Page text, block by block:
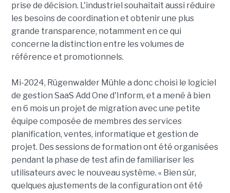
prise de décision. L'industriel souhaitait aussi réduire
les besoins de coordination et obtenir une plus
grande transparence, notamment en ce qui
concerne la distinction entre les volumes de
référence et promotionnels.
Mi-2024, Rügenwalder Mühle a donc choisi le logiciel
de gestion SaaS Add One d'Inform, et a mené à bien
en 6 mois un projet de migration avec une petite
équipe composée de membres des services
planification, ventes, informatique et gestion de
projet. Des sessions de formation ont été organisées
pendant la phase de test afin de familiariser les
utilisateurs avec le nouveau système. « Bien sûr,
quelques ajustements de la configuration ont été